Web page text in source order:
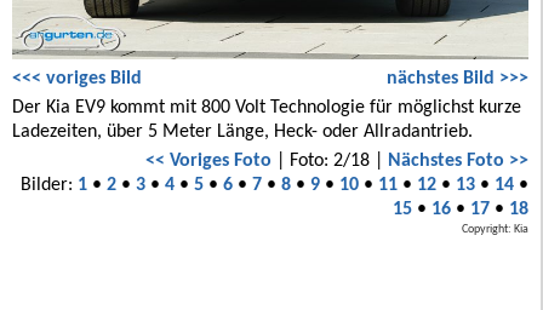
<<< voriges Bild
nächstes Bild >>>
Der Kia EV9 kommt mit 800 Volt Technologie für möglichst kurze
Ladezeiten, über 5 Meter Länge, Heck- oder Allradantrieb.
<< Voriges Foto | Foto: 2/18 |
Nächstes Foto >>
Bilder: 1• 2• 3• 4• 5• 6• 7• 8• 9• 10• 11• 12• 13• 14•
15• 16• 17• 18
Copyright: Kia